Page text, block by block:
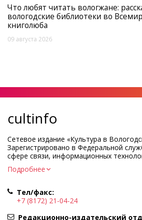
Что любят читать вологжане:
вологодские библиотеки во
книголюба
09 августа 2026
cultinfo
Сетевое издание «Культура в
Зарегистрировано в Федеральной
сфере связи, информационных
коммуникаций.
Регистрационный номер и дата
Учредитель КУ ВО «Информационно-
культуры»
Адрес учредителя и редакции: 160000,
Подробнее
Тел/факс:
+7 (8172) 21-04-24
Редакционно-издательский